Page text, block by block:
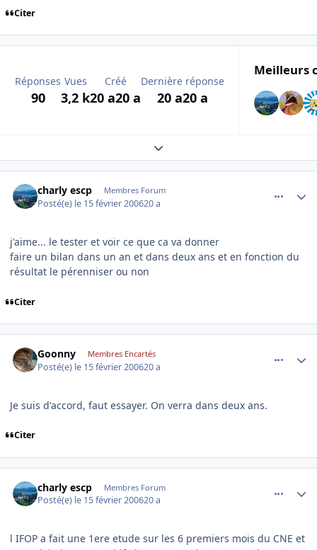
Citer
Réponses
90
Vues
3,2 k
Créé
20 a20 a
Dernière réponse
20 a20 a
Meilleurs
Expand topic overview
charly escp Membres Forum
Posté(e) le 15 février 200620 a
j'aime... le tester et voir ce que ca va donner
faire un bilan dans un an et dans deux ans et en fonction du
résultat le pérenniser ou non
Citer
Goonny Membres Encartés
Posté(e) le 15 février 200620 a
Je suis d'accord, faut essayer. On verra dans deux ans.
Citer
charly escp Membres Forum
Posté(e) le 15 février 200620 a
l IFOP a fait une 1ere etude sur les 6 premiers mois du CNE et